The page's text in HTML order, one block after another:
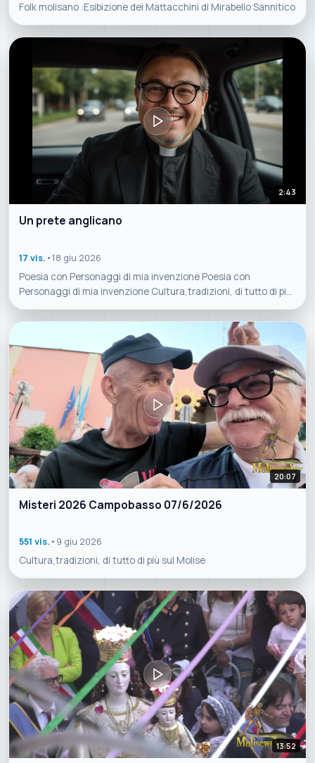
Folk molisano :Esibizione dei Mattacchini di Mirabello Sannitico
2:43
Un prete anglicano
17 vis. •18 giu 2026
Poesia con Personaggi di mia invenzione Poesia con
Personaggi di mia invenzione Cultura,tradizioni, di tutto di più
sul Molise
20:07
Misteri 2026 Campobasso 07/6/2026
551 vis. • 9 giu 2026
Cultura,tradizioni, di tutto di più sul Molise
13:52